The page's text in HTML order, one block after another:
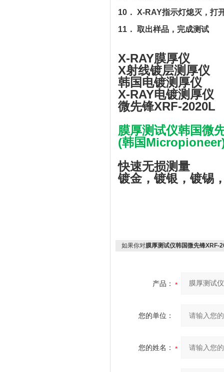
10． X-RAY指示灯熄灭，打
11． 取出样品，完成测试
X-RAY膜厚仪
X射线镀层测厚仪
韩国电镀测厚仪
X-RAY电镀测厚仪
微先锋XRF-2020L
膜厚测试仪韩国微
(韩国
快速无损测量
镀金，镀银，镀锡
如果你对膜厚测试仪韩国微先锋XRF-
产品：
您的单位：
您的姓名：